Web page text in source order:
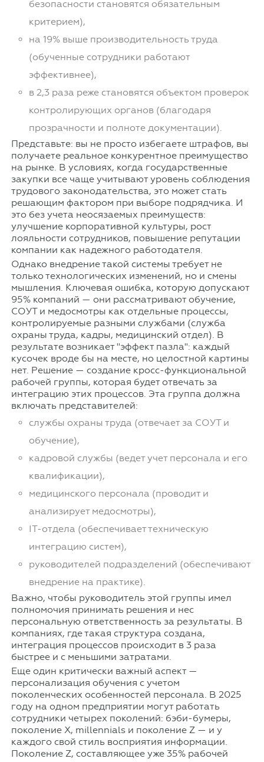
безопасности становятся обязательным
критерием),
на 19% выше производительность труда
(обученные сотрудники работают
эффективнее),
в 2,3 раза реже становятся объектом проверок
контролирующих органов (благодаря
прозрачности и полноте документации).
Представьте: вы не просто избегаете штрафов, вы
получаете реальное конкурентное преимущество
на рынке. В условиях, когда государственные
закупки все чаще учитывают уровень соблюдения
трудового законодательства, это может стать
решающим фактором при выборе подрядчика. И
это без учета неосязаемых преимуществ:
улучшение корпоративной культуры, рост
лояльности сотрудников, повышение репутации
компании как надежного работодателя.
Однако внедрение такой системы требует не
только технологических изменений, но и смены
мышления. Ключевая ошибка, которую допускают
95% компаний — они рассматривают обучение,
СОУТ и медосмотры как отдельные процессы,
контролируемые разными службами (служба
охраны труда, кадры, медицинский отдел). В
результате возникает "эффект пазла": каждый
кусочек вроде бы на месте, но целостной картины
нет. Решение — создание кросс-функциональной
рабочей группы, которая будет отвечать за
интеграцию этих процессов. Эта группа должна
включать представителей:
службы охраны труда (отвечает за СОУТ и
обучение),
кадровой службы (ведет учет персонала и его
квалификации),
медицинского персонала (проводит и
анализирует медосмотры),
IT-отдела (обеспечивает техническую
интеграцию систем),
руководителей подразделений (обеспечивают
внедрение на практике).
Важно, чтобы руководитель этой группы имел
полномочия принимать решения и нес
персональную ответственность за результаты. В
компаниях, где такая структура создана,
интеграция процессов происходит в 3 раза
быстрее и с меньшими затратами.
Еще один критически важный аспект —
персонализация обучения с учетом
поколенческих особенностей персонала. В 2025
году на одном предприятии могут работать
сотрудники четырех поколений: бэби-бумеры,
поколение X, millennials и поколение Z — и у
каждого свой стиль восприятия информации.
Поколение Z, составляющее уже 35% рабочей